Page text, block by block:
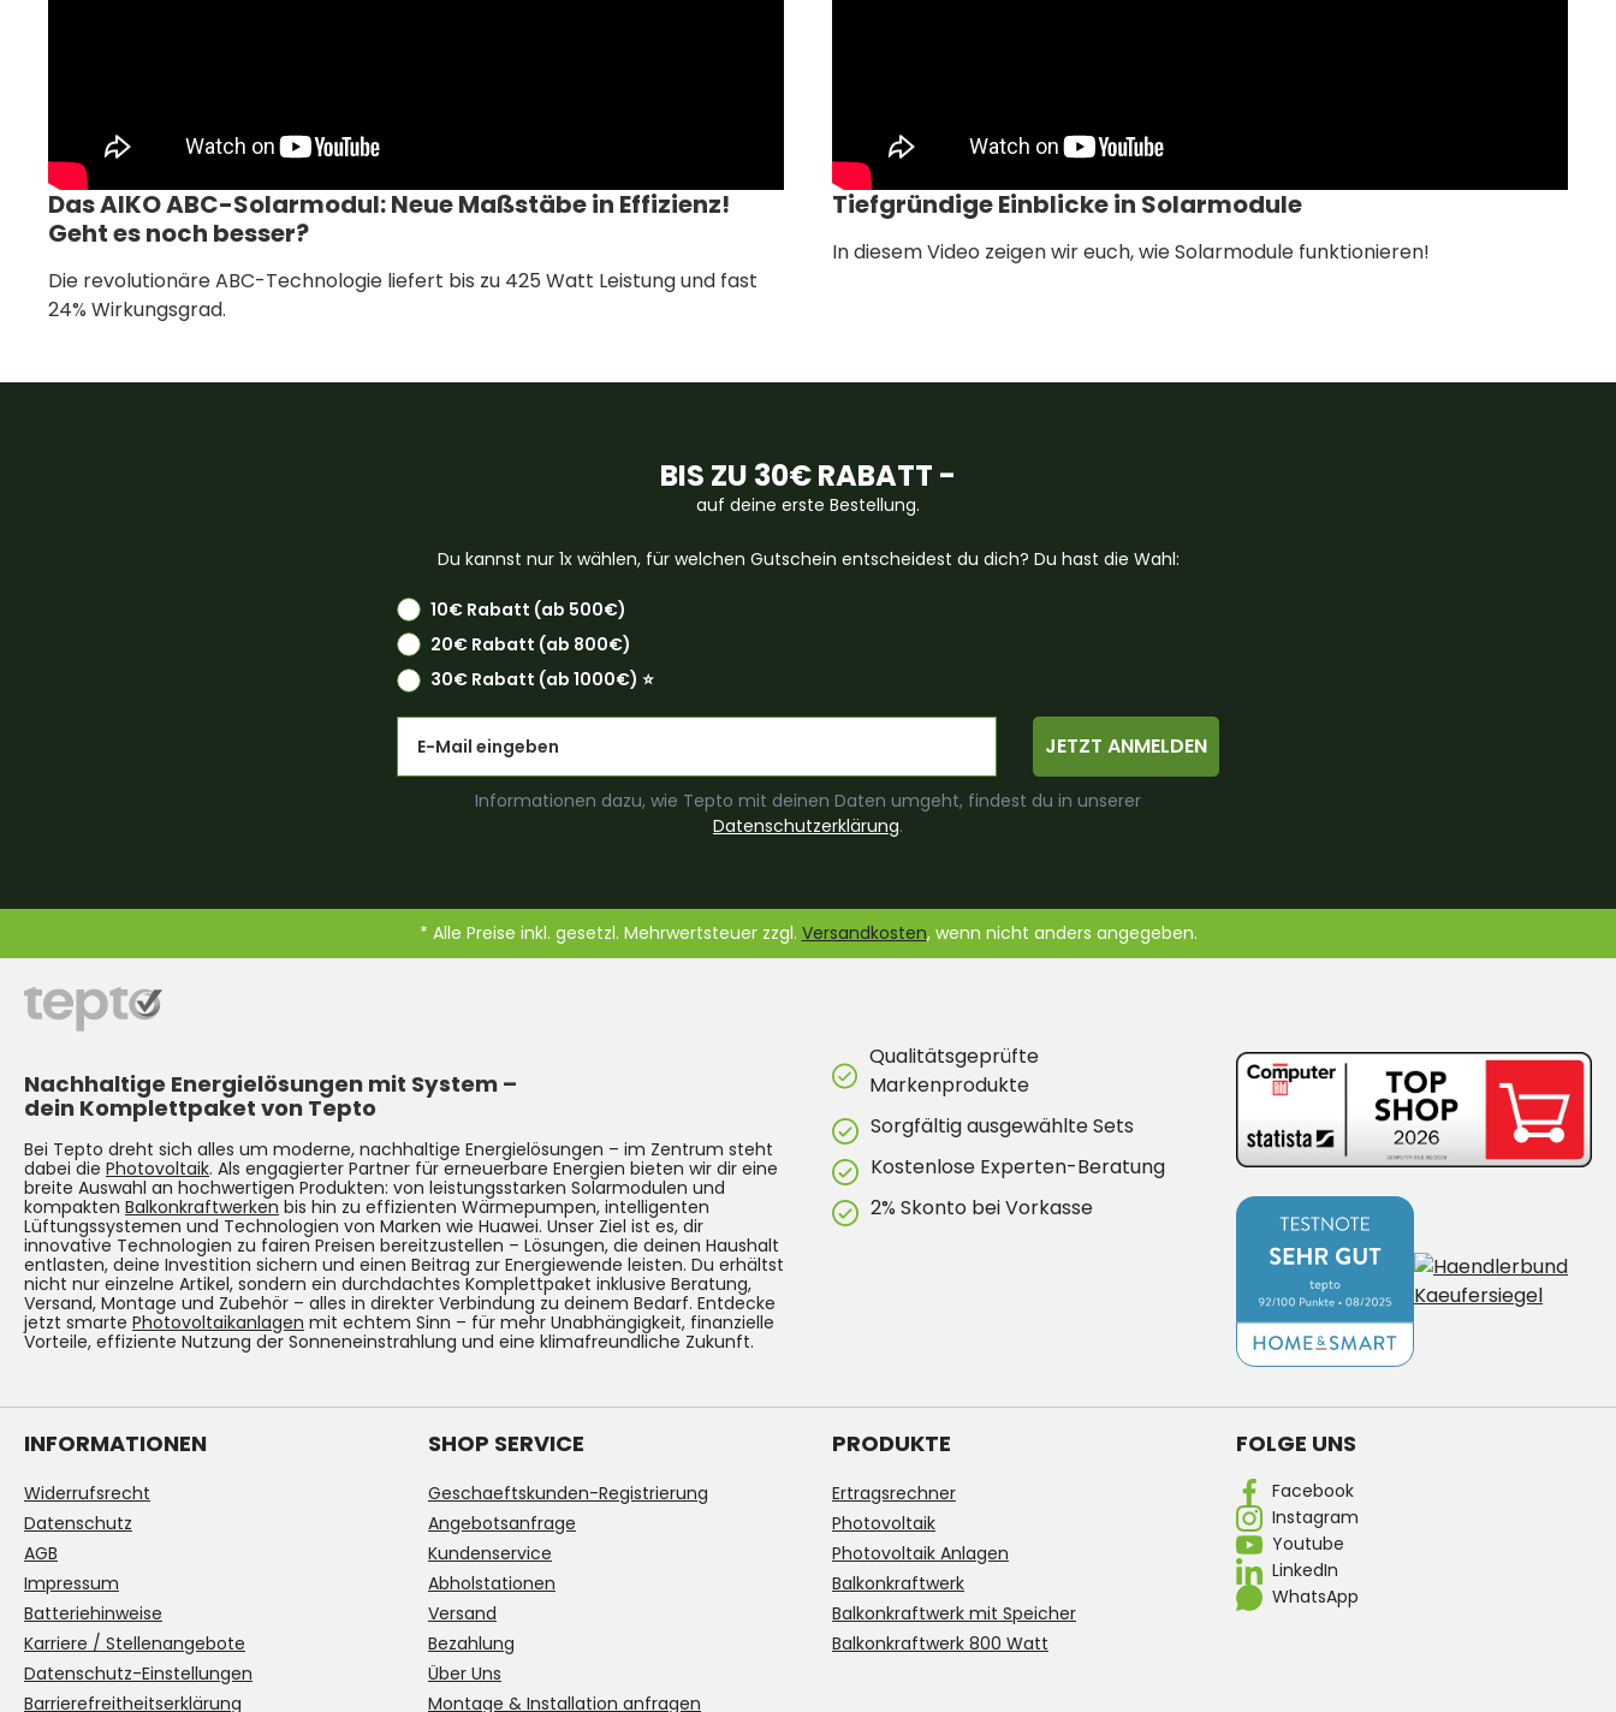
Das AIKO ABC-Solarmodul: Neue Maßstäbe in Effizienz!
Geht es noch besser?
Die revolutionäre ABC-Technologie liefert bis zu 425 Watt Leistung und fast
24% Wirkungsgrad.
Tiefgründige Einblicke in Solarmodule
In diesem Video zeigen wir euch, wie Solarmodule funktionieren!
BIS ZU 30€ RABATT -
auf deine erste Bestellung.
Du kannst nur 1x wählen, für welchen Gutschein entscheidest du dich? Du hast die Wahl:
10€ Rabatt (ab 500€)
20€ Rabatt (ab 800€)
30€ Rabatt (ab 1000€) ⭐️
JETZT ANMELDEN
Informationen dazu, wie Tepto mit deinen Daten umgeht, findest du in unserer
Datenschutzerklärung.
* Alle Preise inkl. gesetzl. Mehrwertsteuer zzgl. Versandkosten, wenn nicht anders angegeben.
Nachhaltige Energielösungen mit System –
dein Komplettpaket von Tepto
Bei Tepto dreht sich alles um moderne, nachhaltige Energielösungen – im Zentrum steht
dabei die Photovoltaik. Als engagierter Partner für erneuerbare Energien bieten wir dir eine
breite Auswahl an hochwertigen Produkten: von leistungsstarken Solarmodulen und
kompakten Balkonkraftwerken bis hin zu effizienten Wärmepumpen, intelligenten
Lüftungssystemen und Technologien von Marken wie Huawei. Unser Ziel ist es, dir
innovative Technologien zu fairen Preisen bereitzustellen – Lösungen, die deinen Haushalt
entlasten, deine Investition sichern und einen Beitrag zur Energiewende leisten. Du erhältst
nicht nur einzelne Artikel, sondern ein durchdachtes Komplettpaket inklusive Beratung,
Versand, Montage und Zubehör – alles in direkter Verbindung zu deinem Bedarf. Entdecke
jetzt smarte Photovoltaikanlagen mit echtem Sinn – für mehr Unabhängigkeit, finanzielle
Vorteile, effiziente Nutzung der Sonneneinstrahlung und eine klimafreundliche Zukunft.
Qualitätsgeprüfte
Markenprodukte
Sorgfältig ausgewählte Sets
Kostenlose Experten-Beratung
2% Skonto bei Vorkasse
FOLGE UNS
Facebook
Instagram
Youtube
LinkedIn
WhatsApp
INFORMATIONEN
Widerrufsrecht
Datenschutz
AGB
Impressum
Batteriehinweise
Karriere / Stellenangebote
Datenschutz-Einstellungen
Barrierefreitheitserklärung
SHOP SERVICE
Geschaeftskunden-Registrierung
Angebotsanfrage
Kundenservice
Abholstationen
Versand
Bezahlung
Über Uns
Montage & Installation anfragen
PRODUKTE
Ertragsrechner
Photovoltaik
Photovoltaik Anlagen
Balkonkraftwerk
Balkonkraftwerk mit Speicher
Balkonkraftwerk 800 Watt